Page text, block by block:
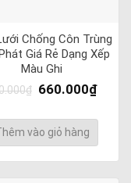
Chống Côn Trùng
Giá Rẻ Dạng Xếp
Màu Ghi
₫ 660.000₫
vào giỏ hàng